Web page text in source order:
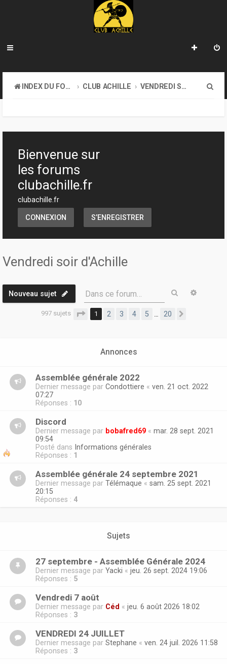
INDEX DU FORUM CLUB ACHILLE VENDREDI SOIR D'ACHILLE
h
Bienvenue sur
les forums
clubachille.fr
clubachille.fr
CONNEXION S’ENREGISTRER
Vendredi soir d'Achille
Nouveau sujet Dans ce forum… Rechercher
997 sujets Page 1sur
1 2 3 4 5 20
Annonces
Assemblée générale 2022
Dernier message par Condottiere « ven. 21 oct. 2022
07:27
Réponses : 10
Discord
Dernier message par bobafred69 « mar. 28 sept. 2021
09:54
Posté dans Informations générales
Réponses : 1
Assemblée générale 24 septembre 2021
Dernier message par Télémaque « sam. 25 sept. 2021
20:15
Réponses : 4
Sujets
27 septembre - Assemblée Générale 2024
Dernier message par Yacki « jeu. 26 sept. 2024 19:06
Réponses : 5
Vendredi 7 août
Dernier message par Céd « jeu. 6 août 2026 18:02
Réponses : 3
VENDREDI 24 JUILLET
Dernier message par Stephane « ven. 24 juil. 2026 11:58
Réponses : 3